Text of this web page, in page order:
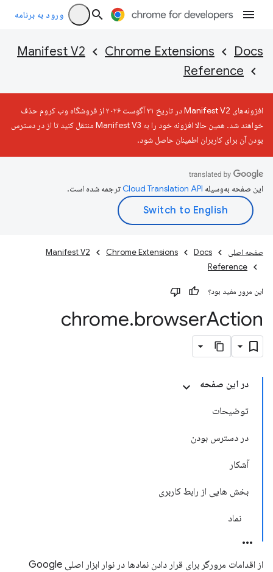
ورود به برنامه
Docs
Chrome Extensions
Manifest V2
Reference
افزونه‌های Manifest V2 در تاریخ ۳۱ آگوست ۲۰۲۶ از فروشگاه وب کروم حذف
خواهند شد. همین حالا افزونه خود را به Manifest V3 منتقل کنید تا از در دسترس
بودن آن برای کاربران اطمینان حاصل شود.
این صفحه به‌وسیله ترجمه شده است.
صفحه اصلی Docs
Chrome Extensions
Manifest V2
Reference
این مرور مفید بود؟
chrome.browserAction
در این صفحه
توضیحات
در دسترس بودن
آشکار
بخش هایی از رابط کاربری
نماد
از اقدامات مرورگر برای قرار دادن نمادها در نوار ابزار اصلی Google